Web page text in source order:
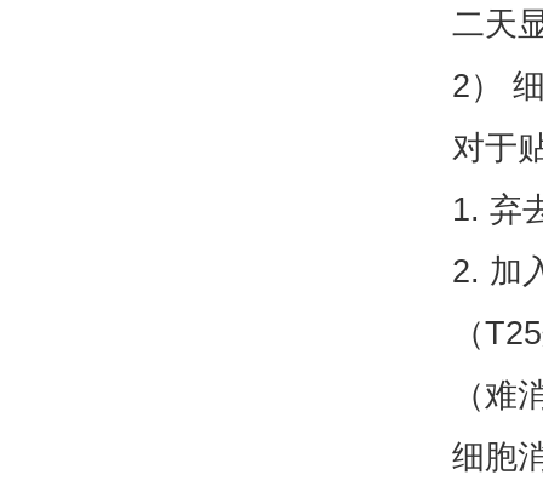
二天
2）
对于
1. 弃
2. 加
（
（难
细胞